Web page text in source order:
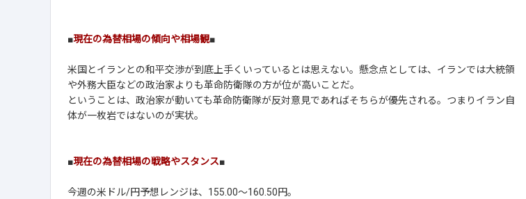
■現在の為替相場の傾向や相場観■
米国とイランとの和平交渉が到底上手くいっているとは思えない。懸念点としては、イランでは大統領
や外務大臣などの政治家よりも革命防衛隊の方が位が高いことだ。
ということは、政治家が動いても革命防衛隊が反対意見であればそちらが優先される。つまりイラン自
体が一枚岩ではないのが実状。
■現在の為替相場の戦略やスタンス■
今週の米ドル/円予想レンジは、155.00～160.50円。